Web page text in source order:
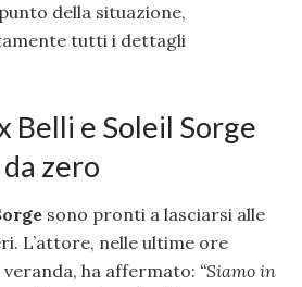
della situazione,
tutti i dettagli
Belli e Soleil Sorge
zero
sono pronti a lasciarsi alle
L’attore, nelle ultime ore
ha affermato: “Siamo in